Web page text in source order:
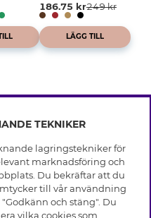
186.75 kr249 kr
LÄGG TILL
TEKNIKER
lagringstekniker för
marknadsföring och
Du bekräftar att du
till vår användning
och stäng". Du
vilka cookies som